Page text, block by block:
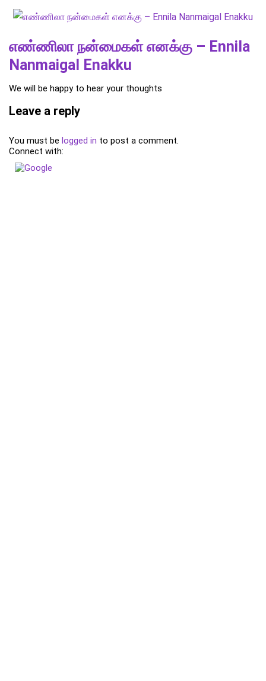
எண்ணிலா நன்மைகள் எனக்கு – Ennila
Nanmaigal Enakku
We will be happy to hear your thoughts
Leave a reply
You must be logged in to post a comment.
Connect with: